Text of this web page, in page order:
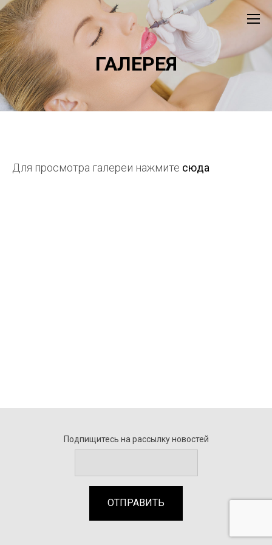
ГАЛЕРЕЯ
Для просмотра галереи нажмите сюда
Подпищитесь на рассылку новостей